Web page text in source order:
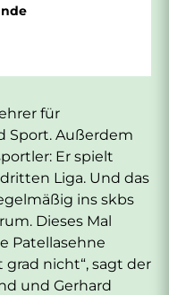
für
Sport. Außerdem
Er spielt
Liga. Und das
ins skbs
Dieses Mal
Patellasehne
nicht“, sagt der
und Gerhard